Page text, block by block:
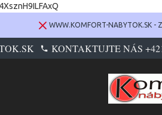
WWW.KOMFORT-NABYTOK.SK -
KONTAKTUJTE NÁS